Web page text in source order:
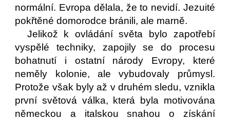
normální. Evropa dělala, že to nevidí. Jezuité
pokřtěné domorodce bránili, ale marně.
Jelikož k ovládání světa bylo zapotřebí
vyspělé techniky, zapojily se do procesu
bohatnutí i ostatní národy Evropy, které
neměly kolonie, ale vybudovaly průmysl.
Protože však byly až v druhém sledu, vznikla
první světová válka, která byla motivována
německou a italskou snahou o získání